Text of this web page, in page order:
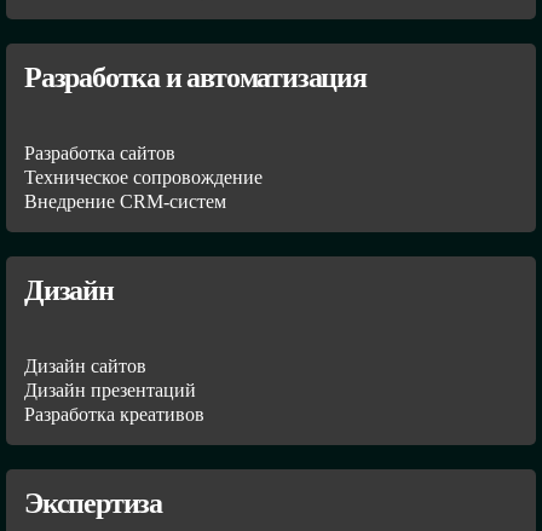
Разработка и автоматизация
Разработка сайтов
Техническое сопровождение
Внедрение CRM-систем
Дизайн
Дизайн сайтов
Дизайн презентаций
Разработка креативов
Экспертиза